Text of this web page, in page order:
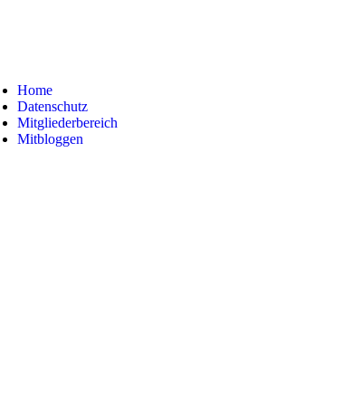
Home
Datenschutz
Mitgliederbereich
Mitbloggen